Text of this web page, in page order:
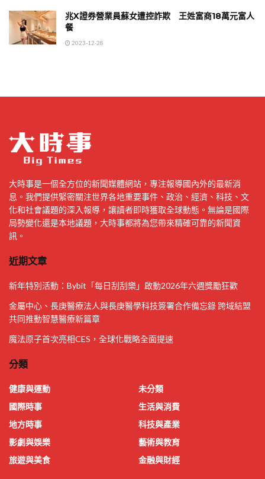
兆X證券營業員蘇女遭控詐欺 王姓富商18萬元富人
餐
2023-12-28
大時事是一個全方位的新聞媒體網站，專注報導國內外的最新消
息。我們提供緊密關注世界各地重要事件、政治、經濟、科技、文
化和社會議題的深入報導，讓讀者即時獲取全球動態。無論是國際
局勢變化還是本地議題，大時事都將為您帶來精確可靠的新聞資
訊。
近期文章
新年特別活動：Bybit「每日刮刮樂」啟動2026年六週獎勵狂歡
金屬中心、長庚醫療法人與長庚醫學科技簽署合作備忘錄 跨域結盟
共同推動智慧醫療新篇章
魔法原子首次亮相CES，全球化戰略全面提速
分類
健康與運動
國際時事
地方時事
影劇與娛樂
旅遊與美食
未分類
生活與消費
科技與產業
藝術與教育
金融與財經